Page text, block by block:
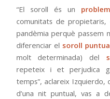
“El soroll és un
comunitats de propietaris,
pandèmia perquè passem
diferenciar el soroll
molt determinada) del
repeteix i et perjudica
temps”, aclareix Izquierdo,
d’una nit puntual, vas a